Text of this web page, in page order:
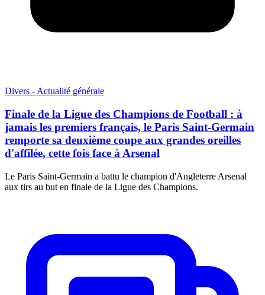
Divers - Actualité générale
Finale de la Ligue des Champions de Football : à
jamais les premiers français, le Paris Saint-Germain
remporte sa deuxième coupe aux grandes oreilles
d'affilée, cette fois face à Arsenal
Le Paris Saint-Germain a battu le champion d'Angleterre Arsenal
aux tirs au but en finale de la Ligue des Champions.